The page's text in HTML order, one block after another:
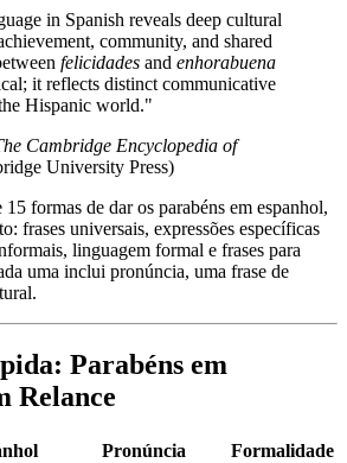
in Spanish reveals deep cultural
community, and shared
felicidades and enhorabuena
it reflects distinct communicative
Hispanic world."
Cambridge Encyclopedia of
University Press)
formas de dar os parabéns em espanhol,
frases universais, expressões específicas
linguagem formal e frases para
uma inclui pronúncia, uma frase de
Parabéns em
Relance
Pronúncia
Formalidade